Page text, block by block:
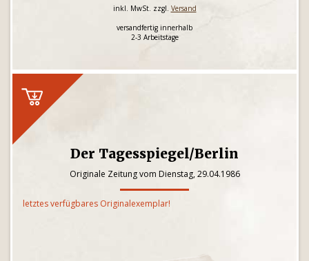
inkl. MwSt. zzgl. Versand
versandfertig innerhalb
2-3 Arbeitstage
Der Tagesspiegel/Berlin
Originale Zeitung vom Dienstag, 29.04.1986
letztes verfügbares Originalexemplar!